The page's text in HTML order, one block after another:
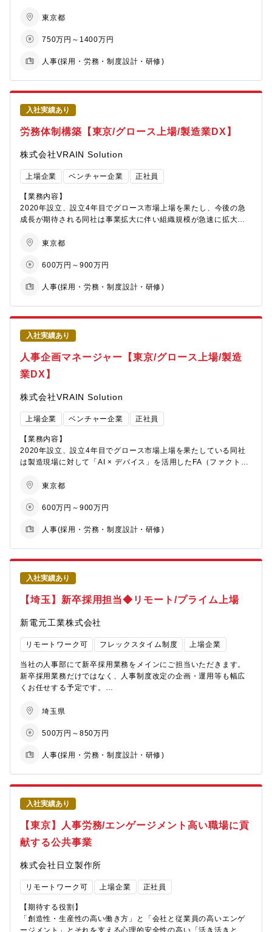
境です。
・年代：部長：50代、室長：平均40代半ば、管理職：40代、メン
・男女比：男性4：女性6
後２ヵ月程度は仕事の慣れに応じて週２～３日程度出社いただく
〇出張：各年度の施策内容に応じて主に国内出張の可能性があり
相談ください。
【仕事上のやりがい・厳しさ】
ースに自ら企画・立案し、周囲を巻き込みながらそれを実行して
いく仕事です。当社グループの価値観である「挑戦」「変化」
「成長」を体現・実感できる部署です。組織としても初めての試
みが多いので、周囲を説得し、試行錯誤しながら最適解を見つけ
る難しさがあります。
【本ポジションの魅力】
・当社にとって初めての試みも多くあるため、グループ・グロー
こられたスキルや経験、新たなアイディアをベースに存分に能力
を発揮いただけるポジションです。
・特にDE&Iやエンゲージメントに関する分野では、多様な経験・
価値観を持ったメンバーが取り組みを推進することが重要だと考
えています。単なる欠員補充ではなく、経験者採用の方がチーム
に加わってくださることを大歓迎しています。
・当社の経験者採用の管理職比率は、約25％です。経験者採用と
待できます。
・グローバル人事部の約60％は女性です。年代も様々で20代、30
代、40代、50代の社員がそれぞれライフステージに応じた働き方
【同社について】
◆「人と社会と地球のために」を企業理念とする素材メーカー◆
私たちは、非鉄金属の基礎素材だけではなく、自動車や家電など
に使われる機械部品や電子材料・部品、それらを作るために必要
な道具(超硬工具)も製造・販売し、さらにリサイクル事業も行う創
業150年以上の歴史を有する素材メーカーです。
近年は経営改革に取り組んでおります。具体的には4つの経営改革
(DX)、Human Resources Transformation (HRX)、業務効率
化）を推進しております。
大きな器でありながらも急速に変化を遂げようとする希有な環境
が三菱マテリアルにはあります。この変化を一緒になって楽しん
で取り組んでいける方をお待ちしております。
以下の人事領域における課題設定、施策策定、実行の統括におい
助、支援をお任せします。
【職務内容】
管理本部 人事統括部 人事部 HC Group Support
【当ポジションについて/魅力】
・導入・拡充という新たな業務に取り組めるところ
・日本ではまだ例が少ない株式報酬関係のグローバル展開の業務
・日々の業務遂行で英語能力を培えるところ（海外出張も想定あ
・ほぼ全てのステークホルダーが、本業務の取り組みに対しポジ
ティブ（支援、感謝等）であること
【出張について】
応相談（各拠点に出向いての従業員向け説明、グローバルな人事
メンバーとの打ち合わせが想定されます）
東京都
750万円～1400万円
人事(採用・労務・制度設計・研修)
入社実績あり
労務体制構築【東京/グロース上場/製造業DX】
株式会社VRAIN Solution
上場企業 ベンチャー企業 正社員
【業務内容】
2020年設立、設立4年目でグロース市場上場を果たし、今後の急
成長が期待される同社は事業拡大に伴い組織規模が急速に拡大し
し、持続的な成長を支えるコーポレート基盤の強化が急務となっ
の高度化やガバナンス強化をリードしながら、安心して働ける環
・労務リスク対応（労基対応、コンプライアンス、トラブル対
・労務オペレーションの設計・標準化・効率化
・組織拡大に伴うスケーラブルな労務体制の構築
・従業員対応（相談、休職・復職、面談対応など）
・安全衛生管理体制の整備・運用
・新規拠点立ち上げ・オフィス移転のサポート
・ベンダーコントロールおよびコスト管理
・外部社労士・ベンダーとの連携・コントロール
【同社について】
を達成した企業です！
益。今期も売上47%増を見込む超高成長企業圧倒的なスピード感
肉質な財務基盤で新規投資も積極的。
実な経営を推進して企業です！
通貫したビジネスを展開しております。
東京都
600万円～900万円
人事(採用・労務・制度設計・研修)
入社実績あり
人事企画マネージャー【東京/グロース上場/製造
業DX】
株式会社VRAIN Solution
上場企業 ベンチャー企業 正社員
【業務内容】
2020年設立、設立4年目でグロース市場上場を果たしている同社
は製造現場に対して「AI × デバイス」を活用したFA（ファクトリ
急速な成長に伴い、組織は拡大・多様化しており、これまでの属
戦略・制度設計の強化が求められています。そこで本ポジション
ただきます。
・人事制度設計・運用
・KPI／OKRなど評価指標の設計と浸透
・評価運用の設計・改善（評価会議設計含む）
・組織開発・人材開発
・マネジメント強化施策（1on1、評価者研修等）
・エンゲージメント向上施策の企画・実行
・人事戦略・データ活用
・人員計画・組織設計（Headcount planning）
・人事データ分析（離職率、評価分布など）
・経営陣へのレポーティング・提言
・採用戦略との連動
・組織カルチャー設計
【同社について】
・2020年設立のスタートアップで設立4年目でグロース市場上場
を達成した企業です！
・売上・利益ともに前年比1.5倍で急拡大2026年2月期は過去最高
益。今期も売上47%増を見込む超高成長企業圧倒的なスピード感
で会社が拡大中。営業利益率約28%の卓越したビジネスモデル筋
・新卒の20代前半の若手社員から50代社員まで年齢問わず幅広い
層の社員が在籍して活躍しており、ボードメンバーはキーエンス
出身者や大手銀行出身者で構成され、スタートアップながらも堅
・製造業×AIをテーマにソフト（AI）からハード（装置）まで一気
通貫したビジネスを展開しております。
東京都
600万円～900万円
人事(採用・労務・制度設計・研修)
入社実績あり
【埼玉】新卒採用担当◆リモート/プライム上場
新電元工業株式会社
リモートワーク可 フレックスタイム制度 上場企業
当社の人事部にて新卒採用業務をメインにご担当いただきます。
新卒採用業務だけではなく、人事制度改定の企画・運用等も幅広
くお任せする予定です。
【具体的な業務内容】
■採用方針の企画、立案
■新卒面接対応
【サブ業務】
■中途採用業務フォロー
【働き方】
■フレックス
※部門として出社率7割以上を目安とし、個人単位では週に2日以
上の出社を必須としています。
■転勤 当面無
埼玉県
500万円～850万円
人事(採用・労務・制度設計・研修)
入社実績あり
【東京】人事労務/エンゲージメント高い職場に貢
献する公共事業
株式会社日立製作所
リモートワーク可 上場企業 正社員
【期待する役割】
「創造性・生産性の高い働き方」と「会社と従業員の高いエンゲ
ージメント」とそれを支える心理的安全性の高い「活き活きとし